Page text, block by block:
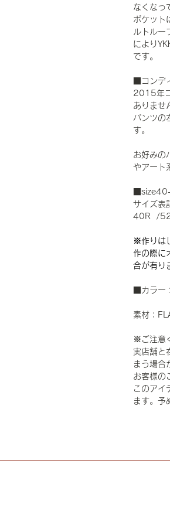
なくなっ
ポケット
ルトルー
により
です。
■コンデ
2015年
ありませ
パンツの
す。
お好みの
やアート
■size40-
サイズ表
40R /
※作りは
作の際に
合が有り
■カラー
素材：
※ご注意
実店舗と
まう場合
お客様の
このアイ
ます。予